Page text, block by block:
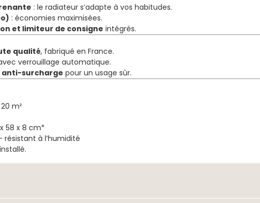
: le radiateur s’adapte à vos habitudes.
: économies maximisées.
et limiteur de consigne intégrés.
qualité, fabriqué en France.
verrouillage automatique.
anti-surcharge pour un usage sûr.
m²
58 x 8 cm*
résistant à l’humidité